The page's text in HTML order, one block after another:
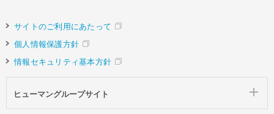
サイトのご利用にあたって
個人情報保護方針
情報セキュリティ基本方針
ヒューマングループサイト